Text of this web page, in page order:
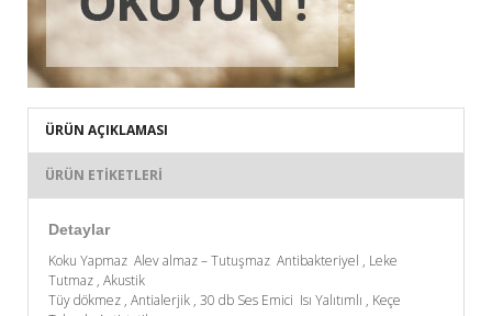
ÜRÜN AÇIKLAMASI
ÜRÜN ETIKETLERI
Detaylar
Koku Yapmaz Alev almaz – Tutuşmaz Antibakteriyel , Leke
Tutmaz , Akustik
Tüy dökmez , Antialerjik , 30 db Ses Emici Isı Yalıtımlı , Keçe